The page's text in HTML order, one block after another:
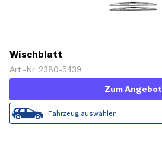
Wischblatt
Art.-Nr. 2380-5439
Zum Angebot
Fahrzeug auswählen